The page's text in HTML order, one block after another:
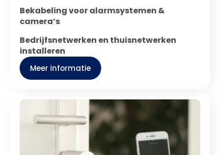
Bekabeling voor alarmsystemen &
camera’s
Bedrijfsnetwerken en thuisnetwerken
installeren
Meer informatie